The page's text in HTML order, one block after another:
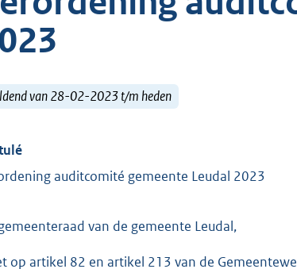
van 28-02-2023 t/m heden
auditcomité gemeente Leudal 2023
van de gemeente Leudal,
op artikel 82 en artikel 213 van de